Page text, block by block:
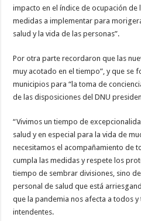
impacto en el índice de ocupación de
medidas a implementar para
salud y la vida de las personas”.
Por otra parte recordaron que las
muy acotado en el tiempo”, y que se
municipios para “la toma de
de las disposiciones del DNU
“Vivimos un tiempo de
salud y en especial para la vida de
necesitamos el acompañamiento de
cumpla las medidas y respete los
tiempo de sembrar divisiones, sino
personal de salud que está
que la pandemia nos afecta a todos
intendentes.